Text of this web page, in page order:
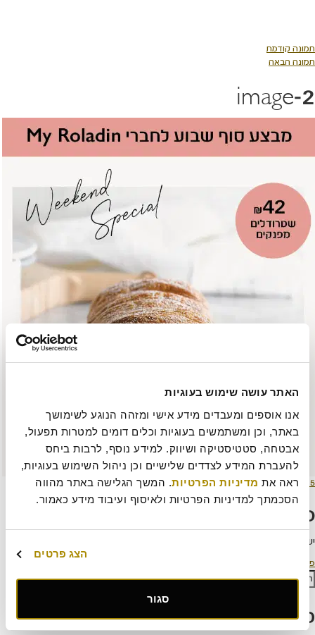
האתר עושה שימוש בעוגיות
ראה את מדיניות הפרטיות
הסכמתך למדיניות הפרטיות ולאיסוף ועיבוד מידע כאמור.
הצג פרטים
סגור
תמונה קודמת
תמונה הבאה
image-2
פורסם
בתאריך
15 ביוני 2023
מסך
מלא
445 × 509
כתיבת תגובה
יש
ניווט
פורסם ב
חפש:
פוסטים אחרונים